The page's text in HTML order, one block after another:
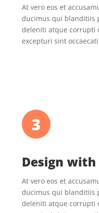
At vero eos et
ducimus qui blanditiis
deleniti atque corrupti
excepturi sint
3
Design with
At vero eos et
ducimus qui blanditiis
deleniti atque corrupti